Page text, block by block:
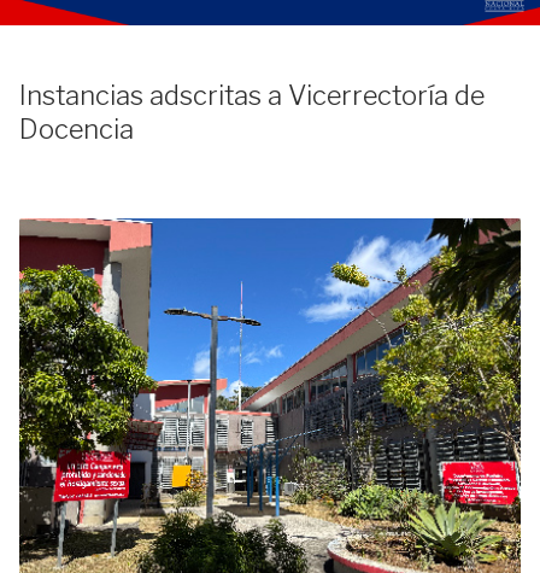
Instancias adscritas a Vicerrectoría de
Docencia